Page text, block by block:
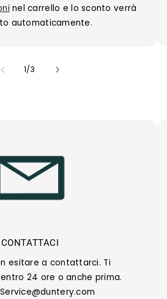
nel carrello e lo sconto verrà
automaticamente.
1/
su3
CONTATTACI
esitare a contattarci. Ti
24 ore o anche prima.
Service@duntery.com